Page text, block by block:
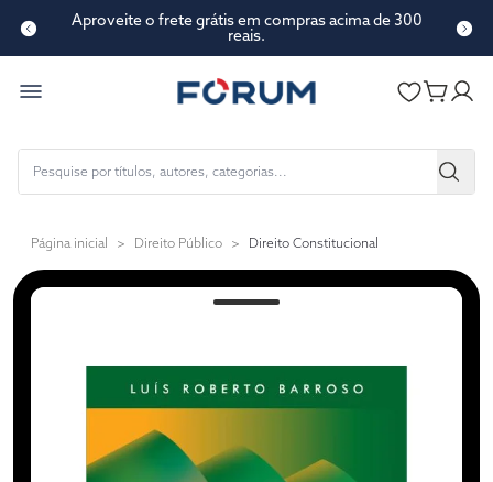
Aproveite o frete grátis em compras acima de 300
reais.
Página inicial > Direito Público > Direito Constitucional